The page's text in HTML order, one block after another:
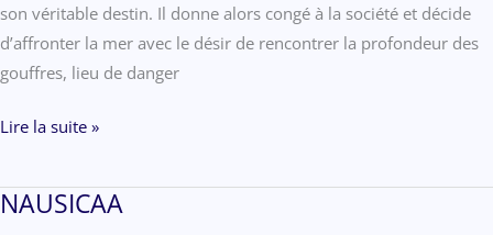
son véritable destin. Il donne alors congé à la société et décide
d’affronter la mer avec le désir de rencontrer la profondeur des
gouffres, lieu de danger
DITHYRAMBE
SIRÈNES
Lire la suite »
NAUSICAA